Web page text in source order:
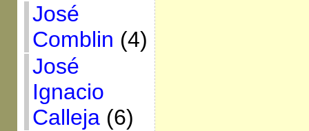
José
Comblin (4)
José
Ignacio
Calleja(6)